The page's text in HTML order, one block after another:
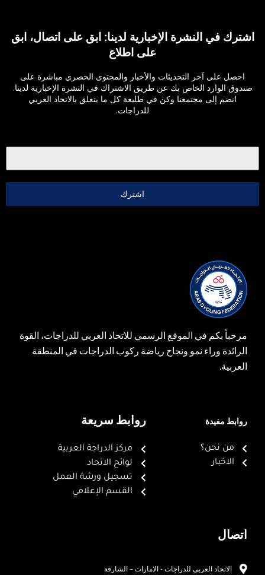
اشترك في النشرة الإخبارية لدينا: ابق على اتصال، ابق
على اطلاع
احصل على آخر التحديثات والأخبار والمحتوى الحصري مباشرة على
صندوق الوارد الخاص بك عن طريق الاشتراك في النشرة الإخبارية لدينا.
انضم إلى مجتمعنا وكن في طليعة كل ما يتعلق بالاتحاد العربي
للدراجات.
اشترك
مرحباً بكم في الموقع الرسمي للاتحاد العربي للدراجات، القوة
الرائدة وراء نمو ونجاح رياضة ركوب الدراجات في المنطقة
العربية.
روابط مفيدة
من نحن؟
الاخبار
روابط سريعة
مركز الدراجة العربية
لوائح الاتحاد
تسجيل ورشة العمل
القسم الإعلامي
اتصال
الاتحاد العربي للدراجات - الامارات – الشارقة